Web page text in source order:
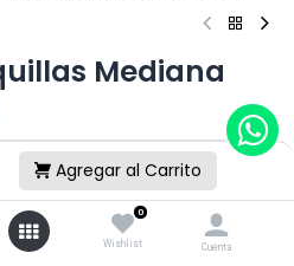
Agregar al Carrito
0
Wishlist Cuenta
Mediana